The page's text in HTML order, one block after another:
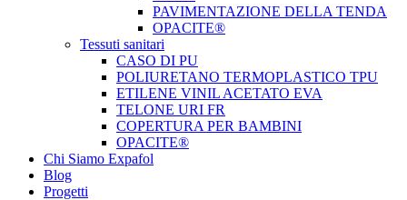
PAVIMENTAZIONE DELLA TENDA
OPACITE®
Tessuti sanitari
CASO DI PU
POLIURETANO TERMOPLASTICO TPU
ETILENE VINIL ACETATO EVA
TELONE URI FR
COPERTURA PER BAMBINI
OPACITE®
Chi Siamo Expafol
Blog
Progetti